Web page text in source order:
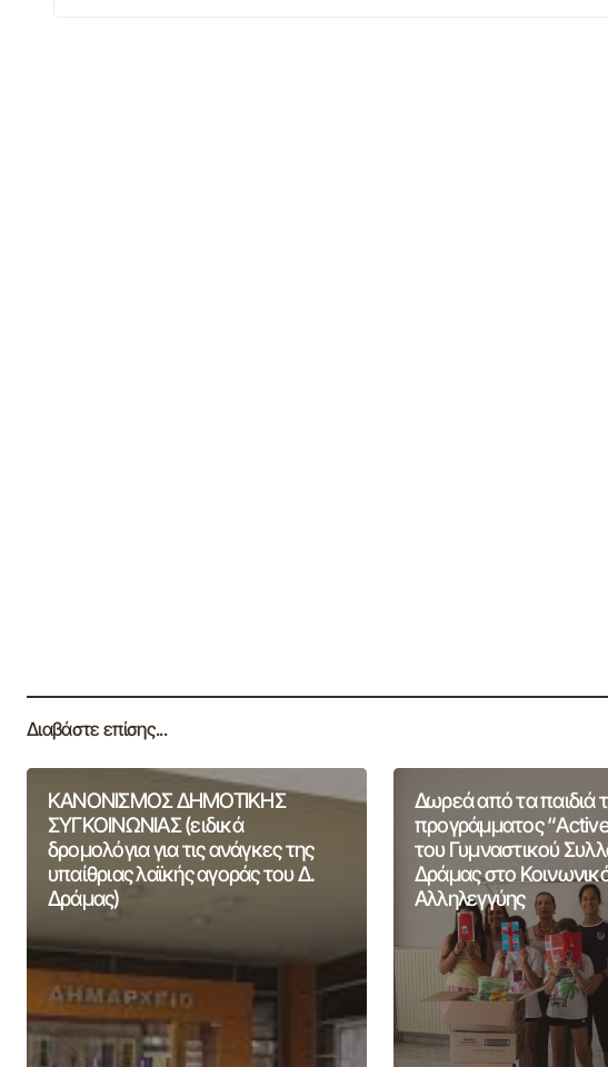
Διαβάστε επίσης...
ΚΑΝΟΝΙΣΜΟΣ ΔΗΜΟΤΙΚΗΣ
ΣΥΓΚΟΙΝΩΝΙΑΣ (ειδικά
δρομολόγια για τις ανάγκες της
υπαίθριας λαϊκής αγοράς του Δ.
Δράμας)
Δωρεά από τα παιδιά
προγράμματος
του Γυμναστικού
Δράμας στο
Αλληλεγγύης